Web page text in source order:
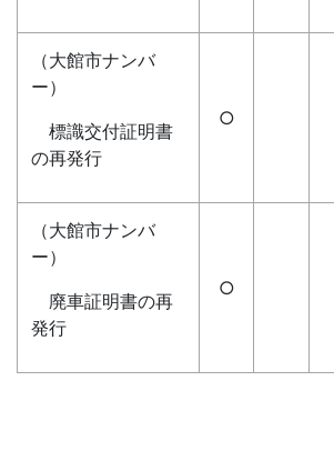
（大館市ナンバ
ー）
標識交付証明書
の再発行
○
（大館市ナンバ
ー）
廃車証明書の再
発行
○